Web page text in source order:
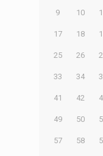
9 10
17 18
25 26
33 34
41 42
49 50
57 58